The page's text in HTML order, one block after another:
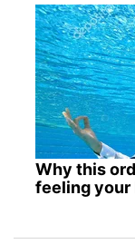
Why this
feeling your